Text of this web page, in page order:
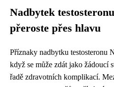
Nadbytek
přeroste přes hlavu
Příznaky nadbytku testosteronu
když se může zdát jako žádoucí
řadě zdravotních komplikací.